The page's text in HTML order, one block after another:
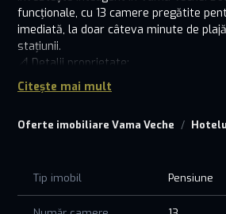
Oferte imobiliare Vama Veche
funcționale, cu 13 camere pregătite
imediată, la doar câteva minute de
stațiunii.
📐 Detalii proprietate:
2 vile P+1, complet mobilate și utilate
13 camere în total – confort pentru turiști
relaxare
Teren: 500 mp proprietate, curte
potențial de extindere
Citește mai mult
Tip imobil Pensiune